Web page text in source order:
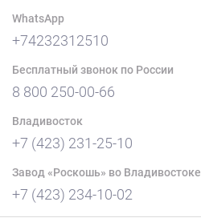
WhatsApp
+74232312510
Бесплатный звонок по России
8 800 250-00-66
Владивосток
+7 (423) 231-25-10
Завод «Роскошь» во Владивостоке
+7 (423) 234-10-02